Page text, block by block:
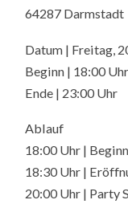
64287 Darmstadt
Datum | Freitag,
Beginn | 18:00 Uhr
Ende | 23:00 Uhr
Ablauf
18:00 Uhr | Beginn
18:30 Uhr |
20:00 Uhr | Party